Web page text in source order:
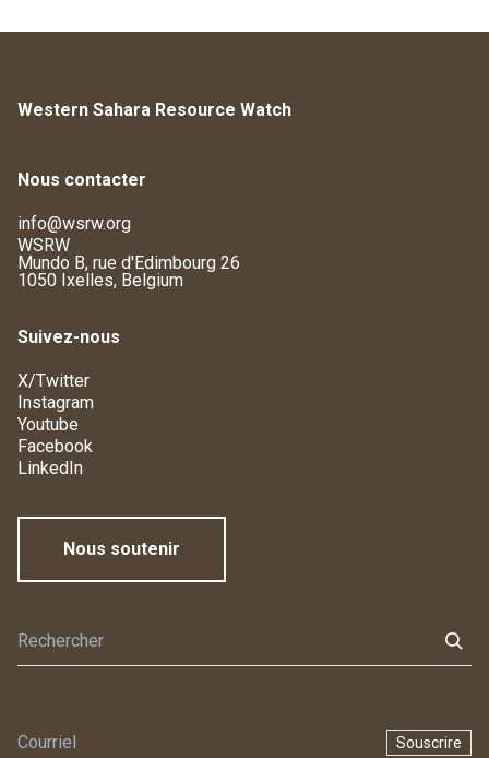
Western Sahara Resource Watch
Nous contacter
info@wsrw.org
WSRW
Mundo B, rue d'Edimbourg 26
1050 Ixelles, Belgium
Suivez-nous
X/Twitter
Instagram
Youtube
Facebook
LinkedIn
Nous soutenir
Souscrire